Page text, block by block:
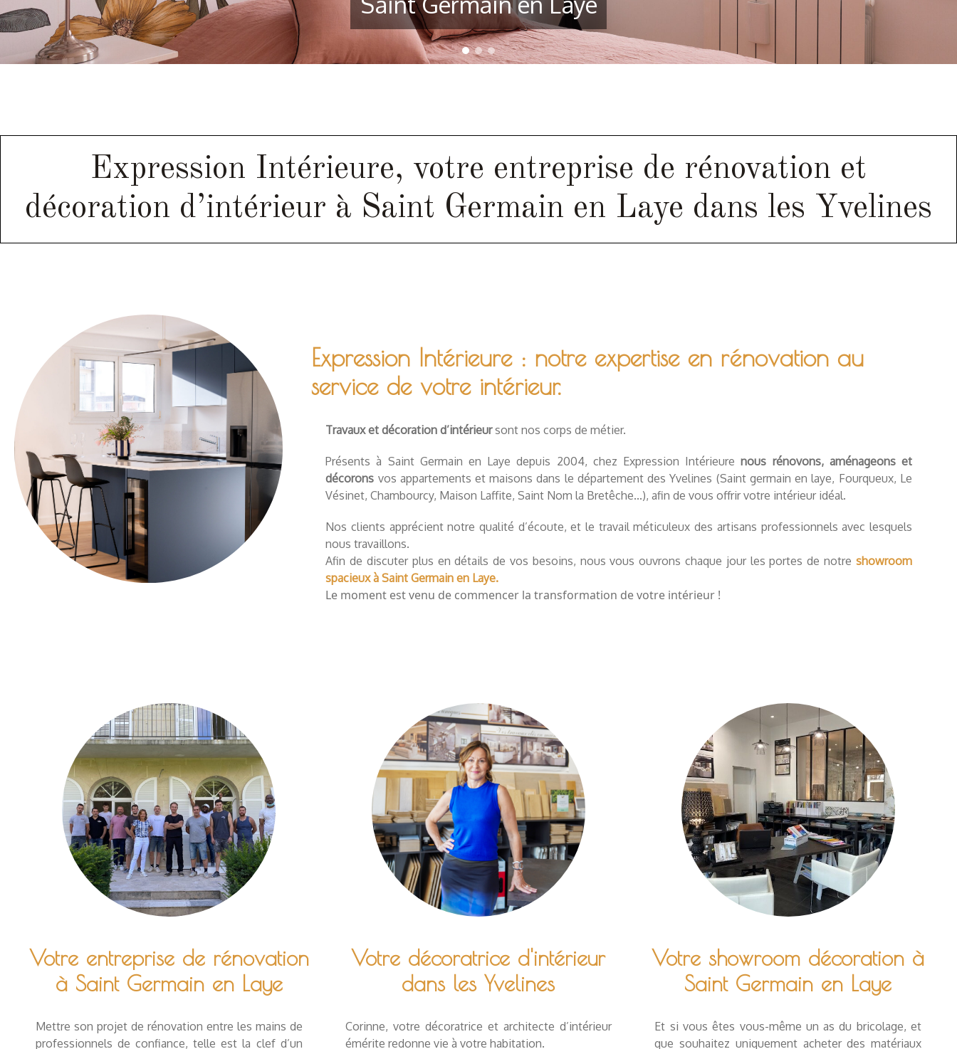
Expression Intérieure, votre entreprise de rénovation et
décoration d’intérieur à Saint Germain en Laye dans les Yvelines
Expression Intérieure : notre expertise en rénovation au
service de votre intérieur.
Travaux et décoration d’intérieursont nos corps de métier.
Présents à Saint Germain en Laye depuis 2004, chez Expression Intérieurenous rénovons, aménageons et
décorons vos appartements et maisons dans le département des Yvelines (Saint germain en laye, Fourqueux, Le
Vésinet, Chambourcy, Maison Laffite, Saint Nom la Bretêche...), afin de vous offrir votre intérieur idéal.
Nos clients apprécient notre qualité d’écoute, et le travail méticuleux des artisans professionnels avec lesquels
nous travaillons.
Afin de discuter plus en détails de vos besoins, nous vous ouvrons chaque jour les portes de notre showroom
spacieux à Saint Germain en Laye.
Le moment est venu de commencer la transformation de votre intérieur !
Votre entreprise de rénovation
à Saint Germain en Laye
Mettre son projet de rénovation entre les mains de
professionnels de confiance, telle est la clef d’un
Votre décoratrice d'intérieur
dans les Yvelines
Corinne, votre décoratrice et architecte d’intérieur
émérite redonne vie à votre habitation.
Votre showroom décoration à
Saint Germain en Laye
Et si vous êtes vous-même un as du bricolage, et
que souhaitez uniquement acheter des matériaux